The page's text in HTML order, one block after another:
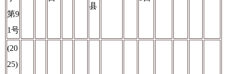
第9
1号
县
(20
25)